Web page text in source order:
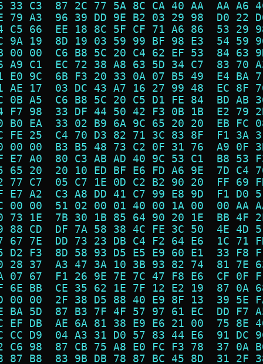
33 C3  87 2C 77 5A 8C CA 40 AA  AA
79 A3  96 39 DD 9E B2 03 29 98  D0
C5 66  EE 18 8C 5F CF 71 A6 86  53
9A 19  8D 19 03 59 99 BF 98 E3  54
00 00  C6 B8 5C 20 C4 62 EF 53  84
A9 C1  EC 72 38 A8 63 5D 34 C7  83
E0 9C  6B F3 20 33 0A 07 B5 49  E4
AE 17  03 DC 43 A7 16 27 99 48  EC
0B A5  C6 B8 5C 20 C5 D1 FE 84  BD
F7 98  33 DF 44 50 42 F3 0B 1B  E2
B0 EA  33 02 B9 6A 9C 65 20 20  EB
FE 25  C4 70 D3 82 71 3C 83 8F  F1
00 00  B3 B5 48 73 C2 0F 31 76  A9
E7 A0  80 C3 AB AD 40 9C 53 C1  B8
65 20  20 10 ED BF E6 FD A6 9E  7D
77 C7  05 C7 1E 0D C2 B2 90 20  FF
E7 A2  C3 A8 DD 41 C7 99 E8 9D  F1
00 00  51 02 00 01 40 00 1A 00  00
73 1E  7B 30 1B 85 64 90 20 1E  BB
88 CD  DF 7A 58 38 4C FE 3C 50  4E
67 7E  DD 73 23 DB C4 F2 64 E6  1C
D2 F3  8D 58 93 D5 E5 E9 60 E1  33
28 37  A3 47 3A 10 3B 93 82 74  81
07 67  F1 26 9E 7E 7C 47 F8 E6  CF
6E BB  CE 35 62 1E 7F 12 E2 19  87
00 00  2F 38 D5 88 40 E9 8F 13  39
BA 5D  87 B3 7F 4F 57 97 61 EC  DD
EF DB  AE 6A 81 38 E9 E6 21 00  75
CC D9  04 A3 31 D0 57 83 44 E6  91
C6 98  87 CB 75 A8 E0 FC F3 78  37
87 B8  83 9B DB 78 87 BC 45 8D  31